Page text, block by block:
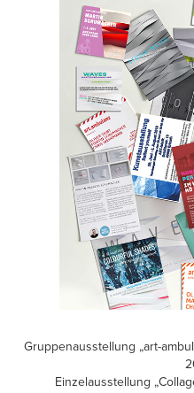
Gruppenausstellung „art-
Einzelausstellung